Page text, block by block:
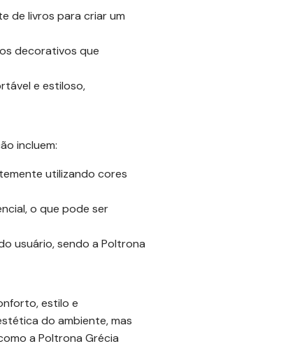
de livros para criar um
decorativos que
e estiloso,
incluem:
utilizando cores
o que pode ser
usuário, sendo a Poltrona
estilo e
do ambiente, mas
a Poltrona Grécia